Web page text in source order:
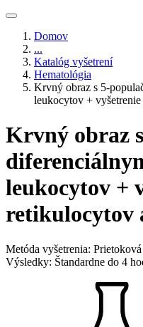
Domov
...
Katalóg vyšetrení
Hematológia
Krvný obraz s 5-
leukocytov +
Krvný obraz
leukocytov +
retikulocytov
Metóda vyšetrenia:
Výsledky: Štandardne do 4